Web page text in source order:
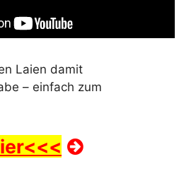
Laien damit
– einfach zum